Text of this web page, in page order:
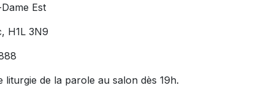
Est
H1L 3N9
liturgie de la parole au salon dès 19h.